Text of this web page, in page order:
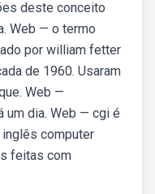
deste conceito
Web — o termo
por william fetter
de 1960. Usaram
Web —
um dia. Web — cgi é
computer
feitas com